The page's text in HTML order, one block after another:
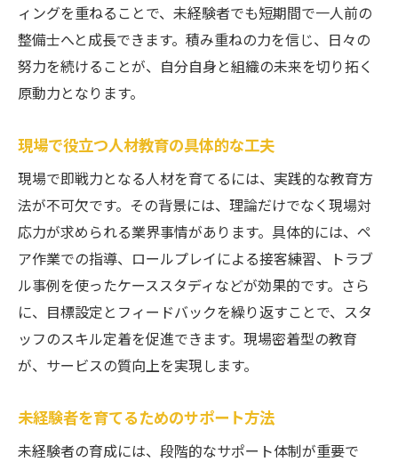
ィングを重ねることで、未経験者でも短期間で一人前の
整備士へと成長できます。積み重ねの力を信じ、日々の
努力を続けることが、自分自身と組織の未来を切り拓く
原動力となります。
現場で役立つ人材教育の具体的な工夫
現場で即戦力となる人材を育てるには、実践的な教育方
法が不可欠です。その背景には、理論だけでなく現場対
応力が求められる業界事情があります。具体的には、ペ
ア作業での指導、ロールプレイによる接客練習、トラブ
ル事例を使ったケーススタディなどが効果的です。さら
に、目標設定とフィードバックを繰り返すことで、スタ
ッフのスキル定着を促進できます。現場密着型の教育
が、サービスの質向上を実現します。
未経験者を育てるためのサポート方法
未経験者の育成には、段階的なサポート体制が重要で